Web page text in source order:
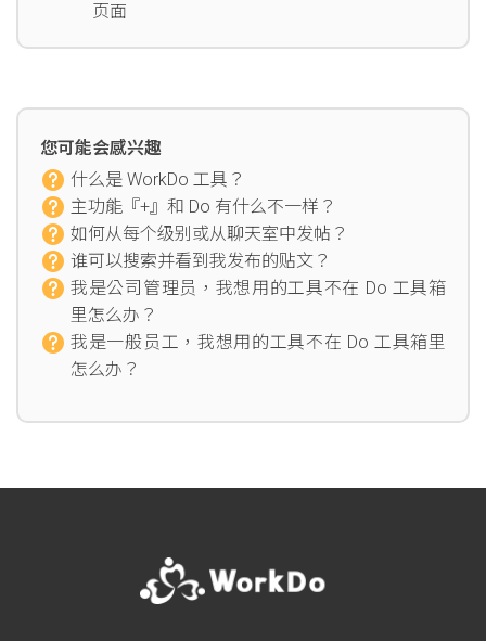
页面
您可能会感兴趣
什么是 WorkDo 工具？
主功能『+』和 Do 有什么不一样？
如何从每个级别或从聊天室中发帖？
谁可以搜索并看到我发布的贴文？
我是公司管理员，我想用的工具不在 Do 工具箱
里怎么办？
我是一般员工，我想用的工具不在 Do 工具箱里
怎么办？